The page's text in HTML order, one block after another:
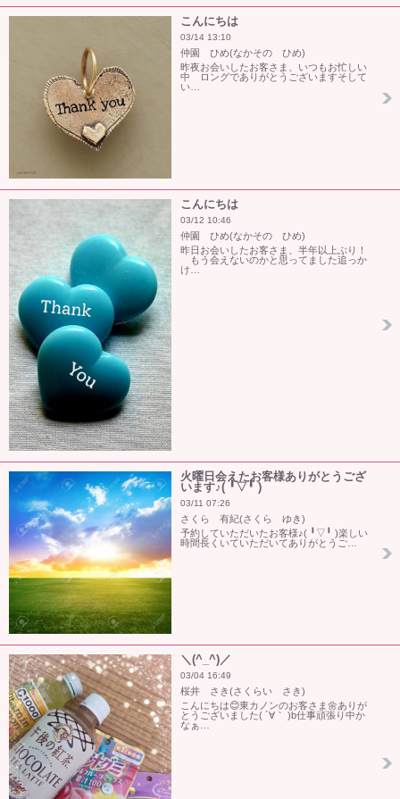
こんにちは
03/14 13:10
仲園 ひめ(なかその ひめ)
昨夜お会いしたお客さま、いつもお忙しい
中 ロングでありがとうございますそして
い…
こんにちは
03/12 10:46
仲園 ひめ(なかその ひめ)
昨日お会いしたお客さま、半年以上ぶり！
もう会えないのかと思ってました追っか
け…
火曜日会えたお客様ありがとうござ
います♪(⁠ ⁠╹⁠▽⁠╹⁠ ⁠)
03/11 07:26
さくら 有紀(さくら ゆき)
予約していただいたお客様♪(⁠ ⁠╹⁠▽⁠╹⁠ ⁠)楽しい
時間長くいていただいてありがとうご…
＼(^_^)／
03/04 16:49
桜井 さき(さくらい さき)
こんにちは😊東カノンのお客さま🌼ありが
とうございました( ´∀｀ )b仕事頑張り中か
なぁ…